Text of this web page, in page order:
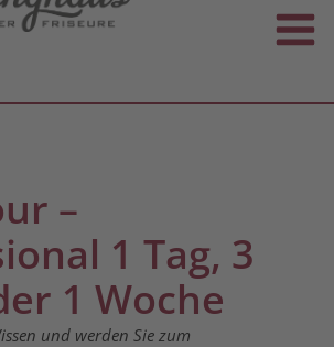
–
1 Tag, 3
1 Woche
und werden Sie zum